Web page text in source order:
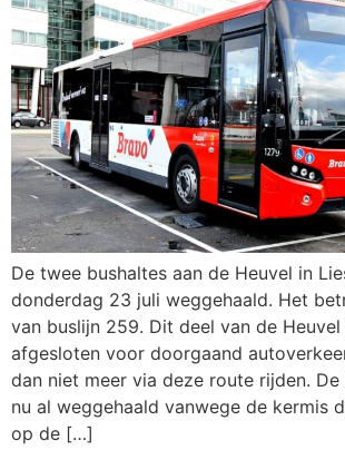
De twee bushaltes aan de Heuvel in
donderdag 23 juli weggehaald. Het
van buslijn 259. Dit deel van de
afgesloten voor doorgaand
dan niet meer via deze route rijden.
nu al weggehaald vanwege de kermis
op de […]